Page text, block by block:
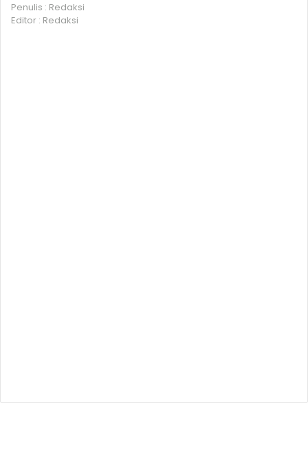
Penulis : Redaksi
Editor : Redaksi